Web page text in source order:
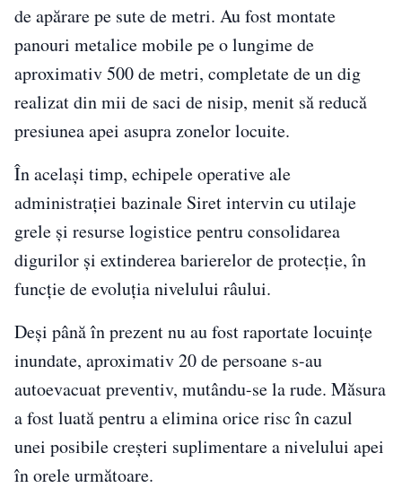
de apărare pe sute de metri. Au fost montate
panouri metalice mobile pe o lungime de
aproximativ 500 de metri, completate de un dig
realizat din mii de saci de nisip, menit să reducă
presiunea apei asupra zonelor locuite.
În același timp, echipele operative ale
administrației bazinale Siret intervin cu utilaje
grele și resurse logistice pentru consolidarea
digurilor și extinderea barierelor de protecție, în
funcție de evoluția nivelului râului.
Deși până în prezent nu au fost raportate locuințe
inundate, aproximativ 20 de persoane s-au
autoevacuat preventiv, mutându-se la rude. Măsura
a fost luată pentru a elimina orice risc în cazul
unei posibile creșteri suplimentare a nivelului apei
în orele următoare.